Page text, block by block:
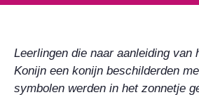
Leerlingen die naar aanleiding van
Konijn een konijn beschilderden
symbolen werden in het zonnetje